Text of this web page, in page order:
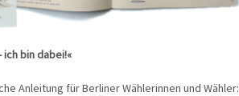
ich bin dabei!«
Anleitung für Berliner Wählerinnen und Wähler: